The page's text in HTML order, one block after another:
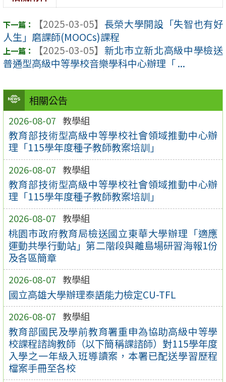
相關公告
2026-08-07 教學組
教育部技術型高級中等學校社會領域推動中心辦
理「115學年度種子教師教案培訓」
2026-08-07 教學組
教育部技術型高級中等學校社會領域推動中心辦
理「115學年度種子教師教案培訓」
2026-08-07 教學組
桃園市政府教育局檢送國立東華大學辦理「適應
運動共學行動站」第二階段與離島場研習海報1份
及各區簡章
2026-08-07 教學組
國立高雄大學辦理泰語能力檢定CU-TFL
2026-08-07 教學組
教育部國民及學前教育署重申為協助高級中等學
校課程諮詢教師（以下簡稱課諮師）對115學年度
入學之一年級入班導讀案，本署已配送學習歷程
檔案手冊至各校
【2025-03-05】 長榮大學開設「失智也有好
人生」磨課師(MOOCs)課程
【2025-03-05】 新北市立新北高級中學檢送
普通型高級中等學校音樂學科中心辦理「 ...